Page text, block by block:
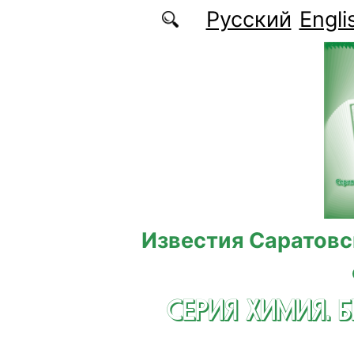
Перейти к основному содержаниюРусский
Известия
СЕРИЯ ХИМИЯ.